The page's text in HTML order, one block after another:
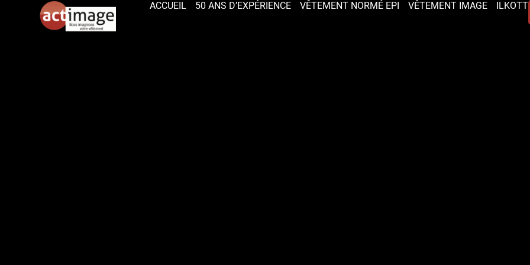
ACCUEIL 50 ANS D’EXPÉRIENCE VÊTEMENT NORMÉ EPI VÊTEMENT IMAGE ILKOTT